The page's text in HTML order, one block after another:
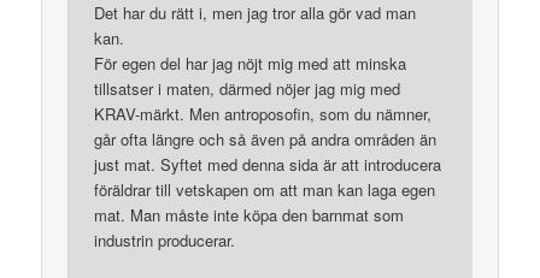
Det har du rätt i, men jag tror alla gör vad man
kan.
För egen del har jag nöjt mig med att minska
tillsatser i maten, därmed nöjer jag mig med
KRAV-märkt. Men antroposofin, som du nämner,
går ofta längre och så även på andra områden än
just mat. Syftet med denna sida är att introducera
föräldrar till vetskapen om att man kan laga egen
mat. Man måste inte köpa den barnmat som
industrin producerar.